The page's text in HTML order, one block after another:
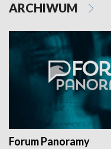
ARCHIWUM
Forum Panoramy